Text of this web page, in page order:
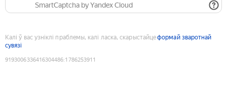
SmartCaptcha by Yandex Cloud
Калі ў вас узніклі праблемы, калі ласка, скарыстайцеформай зваротнай
сувязі
9193006336416304486:1786253911